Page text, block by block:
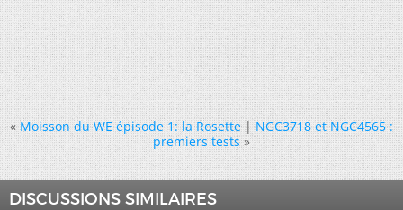
« Moisson du WE épisode 1: la Rosette|NGC3718 et NGC4565 :
premiers tests »
DISCUSSIONS SIMILAIRES